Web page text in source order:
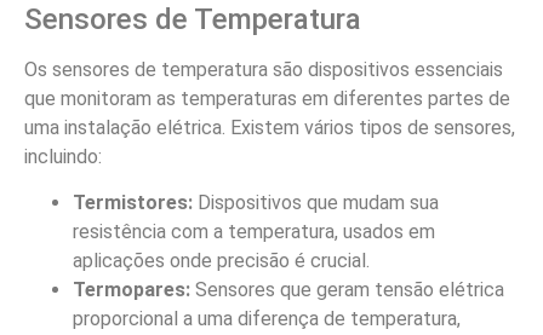
Sensores de Temperatura
Os sensores de temperatura são dispositivos essenciais
que monitoram as temperaturas em diferentes partes de
uma instalação elétrica. Existem vários tipos de sensores,
incluindo:
Termistores: Dispositivos que mudam sua
resistência com a temperatura, usados em
aplicações onde precisão é crucial.
Termopares: Sensores que geram tensão elétrica
proporcional a uma diferença de temperatura,